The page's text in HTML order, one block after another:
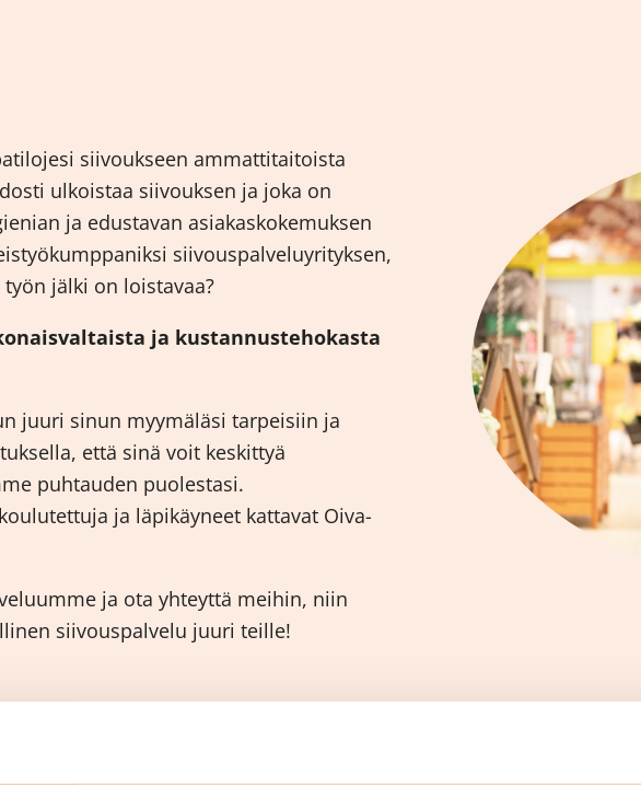
siivoukseen ammattitaitoista
ulkoistaa siivouksen ja joka on
ja edustavan asiakaskokemuksen
siivouspalveluyrityksen,
jälki on loistavaa?
ja kustannustehokasta
juuri sinun myymäläsi tarpeisiin ja
että sinä voit keskittyä
puhtauden puolestasi.
ja läpikäyneet kattavat Oiva-
ja ota yhteyttä meihin, niin
siivouspalvelu juuri teille!